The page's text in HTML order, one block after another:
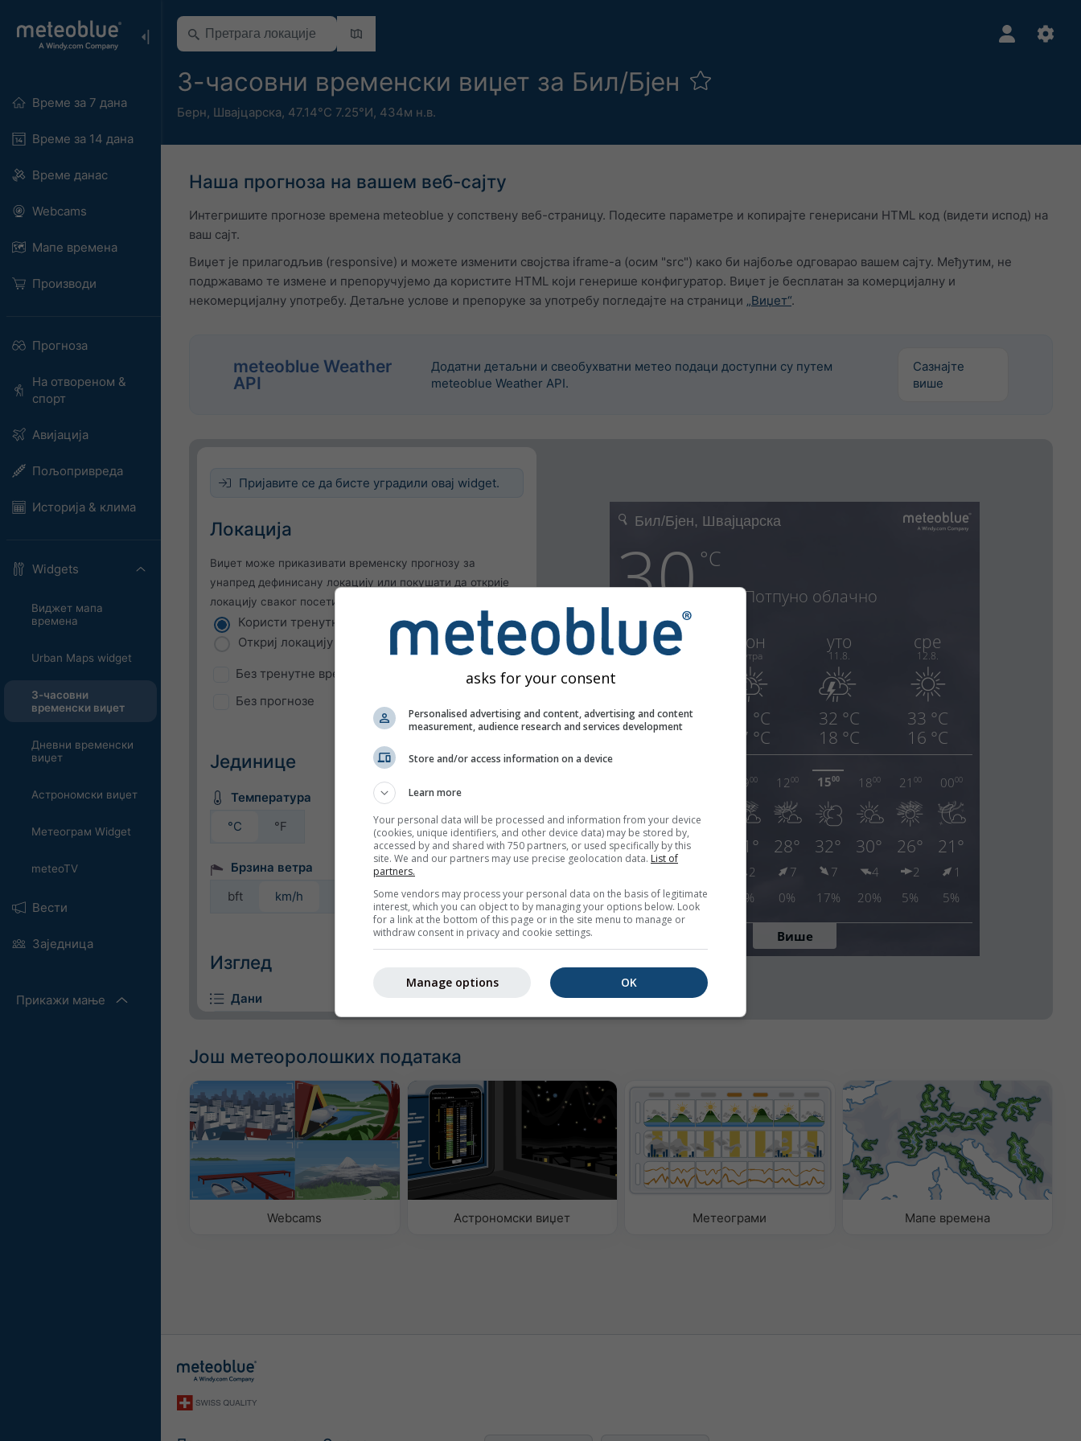
Време за 7 дана
Време за 14 дана
Време данас
Webcams
Мапе времена
Производи
Прогноза
На отвореном &
спорт
Авијација
Пољопривреда
Историја & клима
Widgets
Виджет мапа
времена
Urban Maps widget
3-часовни
временски виџет
Дневни временски
виџет
Астрономски виџет
Метеограм Widget
meteoTV
Вести
Заједница
Прикажи мање
3-часовни временски виџет за Бил/Бјен
Берн, Швајцарска, 47.14°С 7.25°И, 434м н.в.
Наша прогноза на вашем веб-сајту
Интегришите прогнозе времена meteoblue у сопствену веб-страницу. Подесите параметре и копирајте генерисани HTML код (видети испод) на
ваш сајт.
Виџет је прилагодљив (responsive) и можете изменити својства iframe-а (осим "src") како би најбоље одговарао вашем сајту. Међутим, не
подржавамо те измене и препоручујемо да користите HTML који генерише конфигуратор. Виџет је бесплатан за комерцијалну и
некомерцијалну употребу. Детаљне услове и препоруке за употребу погледајте на страници „Виџет“.
meteoblue Weather
API
Додатни детаљни и свеобухватни метео подаци доступни су путем
meteoblue Weather API.
Сазнајте
више
Пријавите се да бисте уградили овај widget.
Локација
Виџет може приказивати временску прогнозу за
унапред дефинисану локацију или покушати да открије
локацију сваког посетиоца вашег сајта.
Користи тренутну локацију
Откриј локацију корисника
Без тренутне временске ситуације
Без прогнозе
Јединице
Температура
°C
°F
Брзина ветра
bft
km/h mph kn
Изглед
Дани
Позадина
Са позадинском сликом
Са позадинском бојом
Без позадине: таман текст
Без позадине: светли текст
Још метеоролошких података
Webcams Астрономски виџет Метеограми Мапе времена
asks for your consent
Personalised advertising and content, advertising and content
measurement, audience research and services development
Store and/or access information on a device
Learn more
Your personal data will be processed and information from your device
(cookies, unique identifiers, and other device data) may be stored by,
accessed by and shared with 750 partners, or used specifically by this
site. We and our partners may use precise geolocation data. List of
partners.
Some vendors may process your personal data on the basis of legitimate
interest, which you can object to by managing your options below. Look
for a link at the bottom of this page or in the site menu to manage or
withdraw consent in privacy and cookie settings.
OK
Manage options